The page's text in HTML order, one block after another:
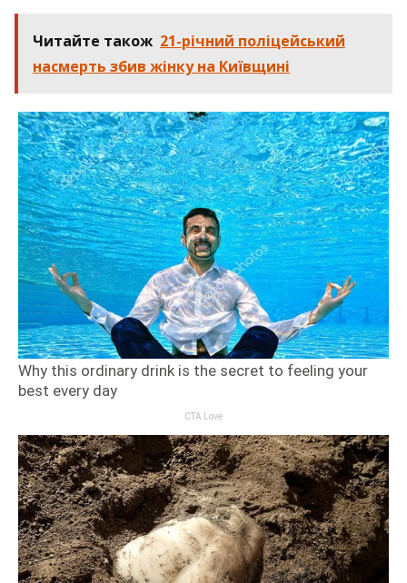
Читайте також 21-річний поліцейський
насмерть збив жінку на Київщині